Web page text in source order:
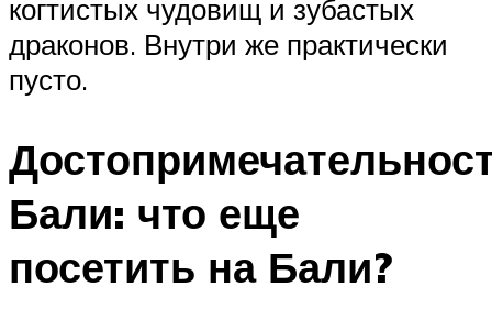
когтистых чудовищ и зубастых
драконов. Внутри же практически
пусто.
Бали: что еще
посетить на Бали?